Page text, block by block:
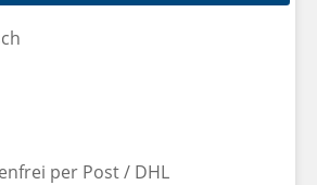
per Post / DHL